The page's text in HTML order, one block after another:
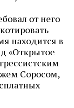
от него
находится в
«Открытое
Соросом,